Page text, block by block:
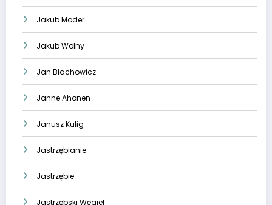
Jakub Moder
Jakub Wolny
Jan Błachowicz
Janne Ahonen
Janusz Kulig
Jastrzębianie
Jastrzębie
Jastrzębski Węgiel